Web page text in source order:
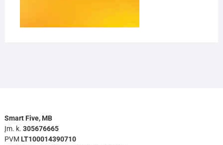
Smart Five, MB
Įm. k. 305676665
PVM LT100014390710